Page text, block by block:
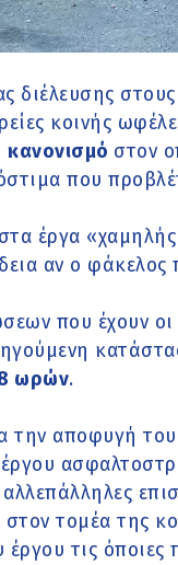
διέλευσης
κοινής
κανονισμό στον
που
έργα
αν ο φάκελος
που έχουν οι
ωρών.
την αποφυγή
στον τομέα της
έργου τις